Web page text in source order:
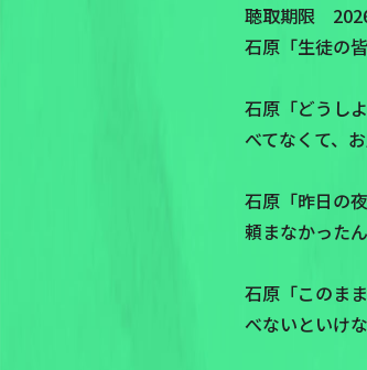
聴取期限
石原「生徒の
石原「どうし
べてなくて、
石原「昨日の
頼まなかった
石原「このま
べないといけ